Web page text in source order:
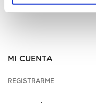
MI CUENTA
REGISTRARME